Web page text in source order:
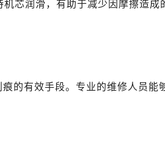
需提前预约）
前预约）
前预约）
芯润滑，有助于减少因摩擦造成
的有效手段。专业的维修人员能